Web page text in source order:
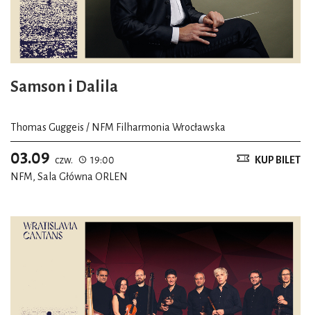
Samson i Dalila
Thomas Guggeis / NFM Filharmonia Wrocławska
03.09 czw.
19:00
NFM, Sala Główna ORLEN
KUP BILET